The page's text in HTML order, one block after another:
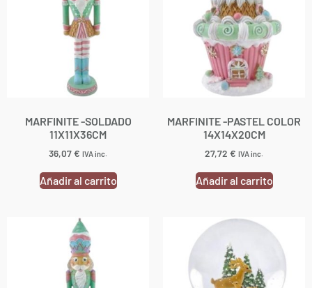
MARFINITE -SOLDADO
11X11X36CM
36,07€ IVA inc.
Añadir al carrito
MARFINITE -PASTEL COLOR
14X14X20CM
27,72 € IVA inc.
Añadir al carrito